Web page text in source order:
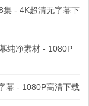
集 - 4K超清无字幕下
纯净素材 - 1080P
幕 - 1080P高清下载